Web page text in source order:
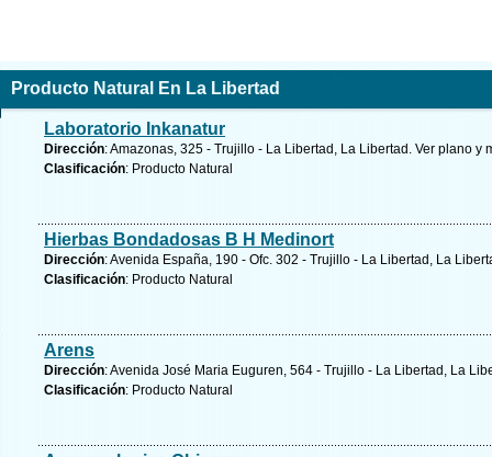
Producto Natural En La Libertad
Laboratorio Inkanatur
Dirección: Amazonas, 325 - Trujillo - La Libertad, La Libertad. Ver plano y
Clasificación: Producto Natural
Hierbas Bondadosas B H Medinort
Dirección: Avenida España, 190 - Ofc. 302 - Trujillo - La Libertad, La
Clasificación: Producto Natural
Arens
Dirección: Avenida José Maria Euguren, 564 - Trujillo - La Libertad, La
Clasificación: Producto Natural